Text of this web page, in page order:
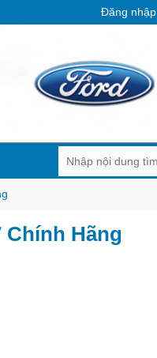
Đăng nhập
Chính Hãng